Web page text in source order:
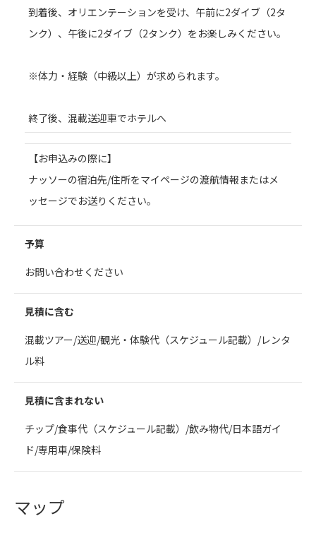
到着後、オリエンテーションを受け、午前に2ダイブ（2タ
ンク）、午後に2ダイブ（2タンク）をお楽しみください。
※体力・経験（中級以上）が求められます。
終了後、混載送迎車でホテルへ
【お申込みの際に】
ナッソーの宿泊先/住所をマイページの渡航情報またはメ
ッセージでお送りください。
予算
お問い合わせください
見積に含む
混載ツアー/送迎/観光・体験代（スケジュール記載）/レンタ
ル料
見積に含まれない
チップ/食事代（スケジュール記載）/飲み物代/日本語ガイ
ド/専用車/保険料
マップ